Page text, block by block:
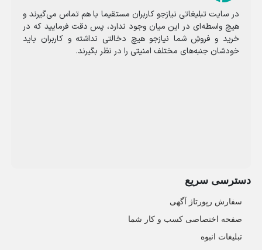
در سایت تبلیغاتی نیازجو کاربران مستقیما با هم تماس می‌گیرند و
هیچ واسطه‌ای در این میان وجود ندارد، پس دقت فرمایید که در
خرید و فروشِ شما نیازجو هیچ دخالتی نداشته و کاربران باید
خودشان جنبه‌های مختلف امنیتی را در نظر بگیرند.
دسترسی سریع
سفارش رپورتاژ آگهی
صفحه اختصاصی کسب و کار شما
تبلیغات انبوه